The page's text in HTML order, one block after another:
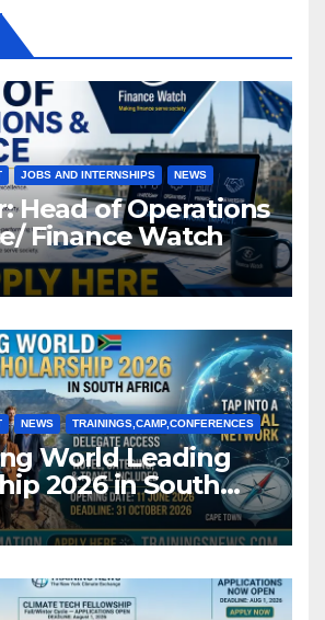
JOBS AND INTERNSHIPS NEWS
Head of Operations
Finance Watch
NEWS TRAININGS,CAMP,CONFERENCES
World Leading
2026 in South
Funded)